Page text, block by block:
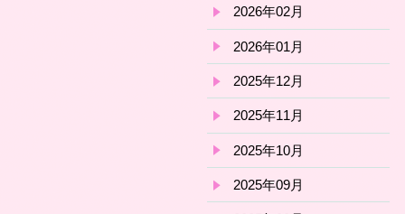
2026年02月
2026年01月
2025年12月
2025年11月
2025年10月
2025年09月